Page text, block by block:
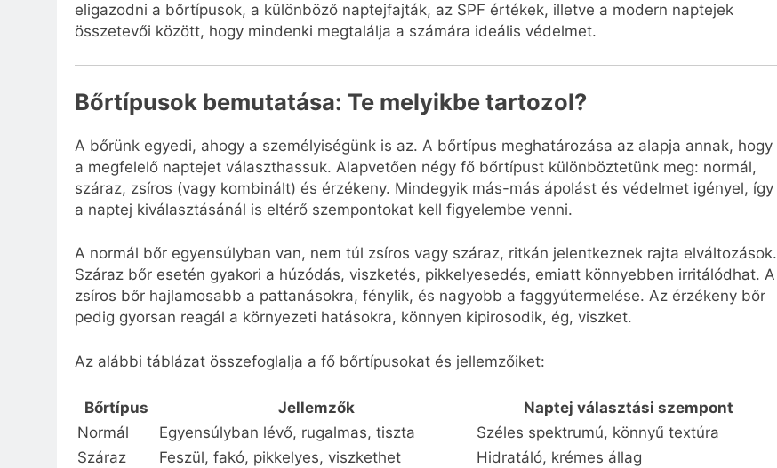
eligazodni a bőrtípusok, a különböző naptejfajták, az SPF értékek, illetve a modern naptejek
összetevői között, hogy mindenki megtalálja a számára ideális védelmet.
Bőrtípusok bemutatása: Te melyikbe tartozol?
A bőrünk egyedi, ahogy a személyiségünk is az. A bőrtípus meghatározása az alapja annak, hogy
a megfelelő naptejet választhassuk. Alapvetően négy fő bőrtípust különböztetünk meg: normál,
száraz, zsíros (vagy kombinált) és érzékeny. Mindegyik más-más ápolást és védelmet igényel, így
a naptej kiválasztásánál is eltérő szempontokat kell figyelembe venni.
A normál bőr egyensúlyban van, nem túl zsíros vagy száraz, ritkán jelentkeznek rajta elváltozások.
Száraz bőr esetén gyakori a húzódás, viszketés, pikkelyesedés, emiatt könnyebben irritálódhat. A
zsíros bőr hajlamosabb a pattanásokra, fénylik, és nagyobb a faggyútermelése. Az érzékeny bőr
pedig gyorsan reagál a környezeti hatásokra, könnyen kipirosodik, ég, viszket.
Az alábbi táblázat összefoglalja a fő bőrtípusokat és jellemzőiket:
Bőrtípus Jellemzők
Naptej választási szempont
Normál
Egyensúlyban lévő, rugalmas, tiszta
Széles spektrumú, könnyű textúra
Száraz
Feszül, fakó, pikkelyes, viszkethet
Hidratáló, krémes állag